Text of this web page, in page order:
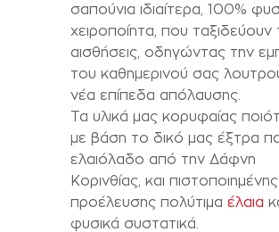
σαπούνια ιδιαίτερα, 100%
χειροποίητα, που ταξιδεύουν
αισθήσεις, οδηγώντας την
του καθημερινού σας
νέα επίπεδα απόλαυσης.
Τα υλικά μας κορυφαίας
με βάση το δικό μας έξτρα
ελαιόλαδο από την Δάφνη
Κορινθίας, και πιστοποιημένης
προέλευσης πολύτιμα έλαια
φυσικά συστατικά.